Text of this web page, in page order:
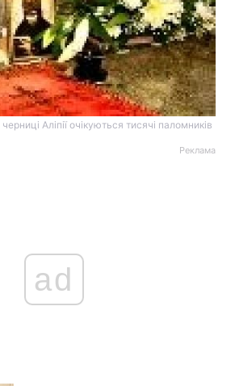
Аліпії очікуються тисячі паломників
Реклама
ad